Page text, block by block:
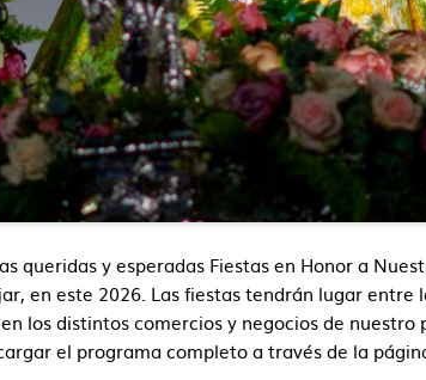
queridas y esperadas Fiestas en Honor a
en este 2026. Las fiestas tendrán lugar entre
los distintos comercios y negocios de
el programa completo a través de la